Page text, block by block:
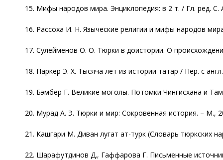
15. Мифы народов мира. Энциклопедия: в 2 т. / Гл. ред. С.
16. Рассоха И. Н. Языческие религии и мифы народов
17. Сулейменов О. О. Тюрки в доистории. О
18. Паркер Э. Х. Тысяча лет из истории татар / Пер. с
19. Бэмбер Г. Великие моголы. Потомки Чингисхана и
20. Мурад А. Э. Тюрки и мир: Сокровенная история. – М.,
21. Кашгари М. Диван лугат ат-турк (Словарь тюркских
22. Шарафутдинов Д., Гаффарова Г. Письменные